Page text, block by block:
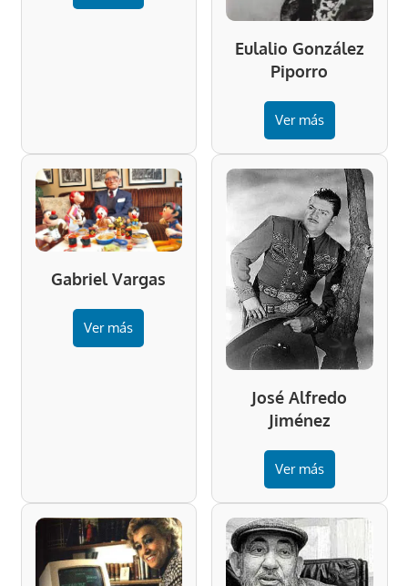
Eulalio González
Piporro
Ver más
Gabriel Vargas
Ver más
José Alfredo
Jiménez
Ver más